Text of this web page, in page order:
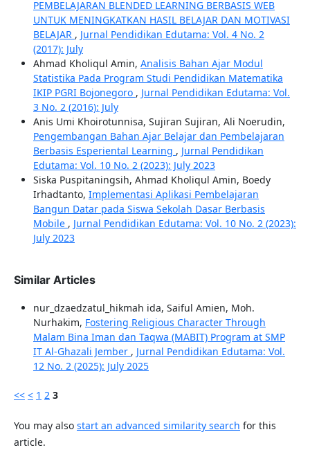
PEMBELAJARAN BLENDED LEARNING BERBASIS WEB
UNTUK MENINGKATKAN HASIL BELAJAR DAN MOTIVASI
BELAJAR , Jurnal Pendidikan Edutama: Vol. 4 No. 2
(2017): July
Ahmad Kholiqul Amin, Analisis Bahan Ajar Modul
Statistika Pada Program Studi Pendidikan Matematika
IKIP PGRI Bojonegoro , Jurnal Pendidikan Edutama: Vol.
3 No. 2 (2016): July
Anis Umi Khoirotunnisa, Sujiran Sujiran, Ali Noerudin,
Pengembangan Bahan Ajar Belajar dan Pembelajaran
Berbasis Esperiental Learning , Jurnal Pendidikan
Edutama: Vol. 10 No. 2 (2023): July 2023
Siska Puspitaningsih, Ahmad Kholiqul Amin, Boedy
Irhadtanto, Implementasi Aplikasi Pembelajaran
Bangun Datar pada Siswa Sekolah Dasar Berbasis
Mobile , Jurnal Pendidikan Edutama: Vol. 10 No. 2 (2023):
July 2023
Similar Articles
nur_dzaedzatul_hikmah ida, Saiful Amien, Moh.
Nurhakim, Fostering Religious Character Through
Malam Bina Iman dan Taqwa (MABIT) Program at SMP
IT Al-Ghazali Jember , Jurnal Pendidikan Edutama: Vol.
12 No. 2 (2025): July 2025
<< < 1 2 3
You may also start an advanced similarity search for this
article.